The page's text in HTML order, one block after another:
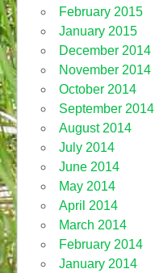
February 2015
January 2015
December 2014
November 2014
October 2014
September 2014
August 2014
July 2014
June 2014
May 2014
April 2014
March 2014
February 2014
January 2014